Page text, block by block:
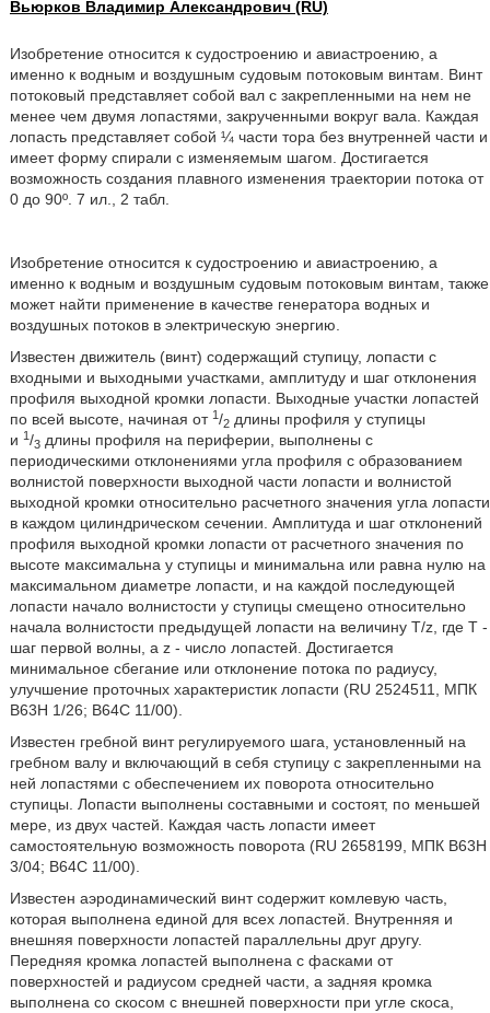
Вьюрков Владимир Александрович (RU)
Изобретение относится к судостроению и авиастроению, а
именно к водным и воздушным судовым потоковым винтам. Винт
потоковый представляет собой вал с закрепленными на нем не
менее чем двумя лопастями, закрученными вокруг вала. Каждая
лопасть представляет собой ¼ части тора без внутренней части и
имеет форму спирали с изменяемым шагом. Достигается
возможность создания плавного изменения траектории потока от
0 до 90º. 7 ил., 2 табл.
Изобретение относится к судостроению и авиастроению, а
именно к водным и воздушным судовым потоковым винтам, также
может найти применение в качестве генератора водных и
воздушных потоков в электрическую энергию.
Известен движитель (винт) содержащий ступицу, лопасти с
входными и выходными участками, амплитуду и шаг отклонения
профиля выходной кромки лопасти. Выходные участки лопастей
по всей высоте, начиная от 1/2длины профиля у ступицы
и 1/3длины профиля на периферии, выполнены с
периодическими отклонениями угла профиля с образованием
волнистой поверхности выходной части лопасти и волнистой
выходной кромки относительно расчетного значения угла лопасти
в каждом цилиндрическом сечении. Амплитуда и шаг отклонений
профиля выходной кромки лопасти от расчетного значения по
высоте максимальна у ступицы и минимальна или равна нулю на
максимальном диаметре лопасти, и на каждой последующей
лопасти начало волнистости у ступицы смещено относительно
начала волнистости предыдущей лопасти на величину T/z, где Т -
шаг первой волны, a z - число лопастей. Достигается
минимальное сбегание или отклонение потока по радиусу,
улучшение проточных характеристик лопасти (RU 2524511, МПК
B63H 1/26; B64C 11/00).
Известен гребной винт регулируемого шага, установленный на
гребном валу и включающий в себя ступицу с закрепленными на
ней лопастями с обеспечением их поворота относительно
ступицы. Лопасти выполнены составными и состоят, по меньшей
мере, из двух частей. Каждая часть лопасти имеет
самостоятельную возможность поворота (RU 2658199, МПК B63H
3/04; B64C 11/00).
Известен аэродинамический винт содержит комлевую часть,
которая выполнена единой для всех лопастей. Внутренняя и
внешняя поверхности лопастей параллельны друг другу.
Передняя кромка лопастей выполнена с фасками от
поверхностей и радиусом средней части, а задняя кромка
выполнена со скосом с внешней поверхности при угле скоса,